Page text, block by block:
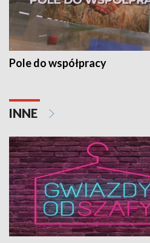
Pole do współpracy
INNE